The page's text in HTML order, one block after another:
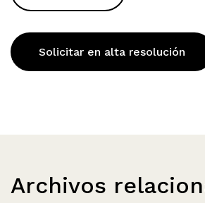
Solicitar en alta resolución
Archivos